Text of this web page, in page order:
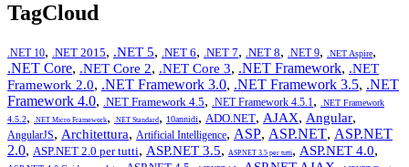
TagCloud
.NET 10, .NET 2015, .NET 5, .NET 6, .NET 7, .NET 8, .NET 9, .NET Aspire,
.NET Core, .NET Core 2, .NET Core 3, .NET Framework, .NET
Framework 2.0, .NET Framework 3.0, .NET Framework 3.5, .NET
Framework 4.0, .NET Framework 4.5, .NET Framework 4.5.1, .NET Framework
4.5.2, .NET Micro Framework, .NET Standard, 10annidi, ADO.NET, AJAX, Angular,
AngularJS, Architettura, Artificial Intelligence, ASP, ASP.NET, ASP.NET
2.0, ASP.NET 2.0 per tutti, ASP.NET 3.5, ASP.NET 3.5 per tutti, ASP.NET 4.0,